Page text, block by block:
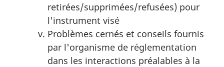
retirées/supprimées/refusées) pour
l'instrument visé
Problèmes cernés et conseils fournis
par l'organisme de réglementation
dans les interactions préalables à la